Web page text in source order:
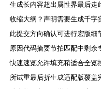
生成长内容超出属性界最后走
收缩大纲？声明需要生成千字
此提交方向确认可进行宏版
原因代码摘要节拍匹配中剩余
快速速览允许填充稍适合全
所试重最后折生成适配版覆